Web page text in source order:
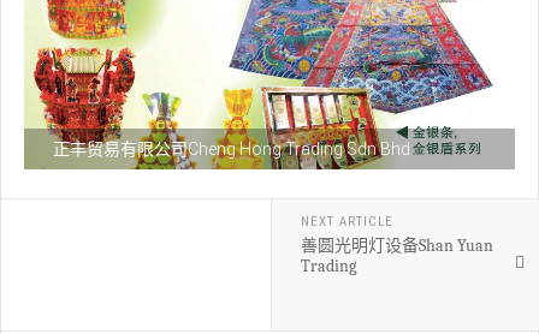
正丰贸易有限公司Cheng Hong Trading Sdn Bhd
NEXT ARTICLE
善圆光明灯设备Shan Yuan
Trading